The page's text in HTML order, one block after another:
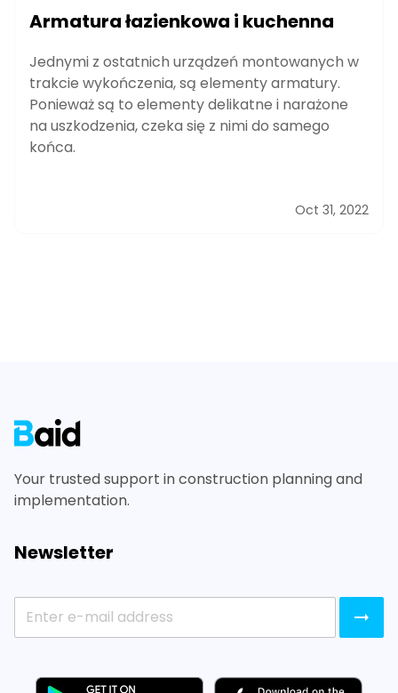
Armatura łazienkowa i kuchenna
Jednymi z ostatnich urządzeń montowanych w
trakcie wykończenia, są elementy armatury.
Ponieważ są to elementy delikatne i narażone
na uszkodzenia, czeka się z nimi do samego
końca.
Oct 31, 2022
Your trusted support in construction planning and
implementation.
Newsletter